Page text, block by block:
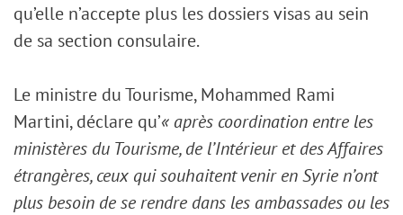
qu’elle n’accepte plus les dossiers visas au sein
de sa section consulaire.
Le ministre du Tourisme, Mohammed Rami
Martini, déclare qu’« après coordination entre les
ministères du Tourisme, de l’Intérieur et des Affaires
étrangères, ceux qui souhaitent venir en Syrie n’ont
plus besoin de se rendre dans les ambassades ou les